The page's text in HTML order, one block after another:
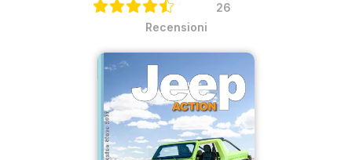
26
Recensioni